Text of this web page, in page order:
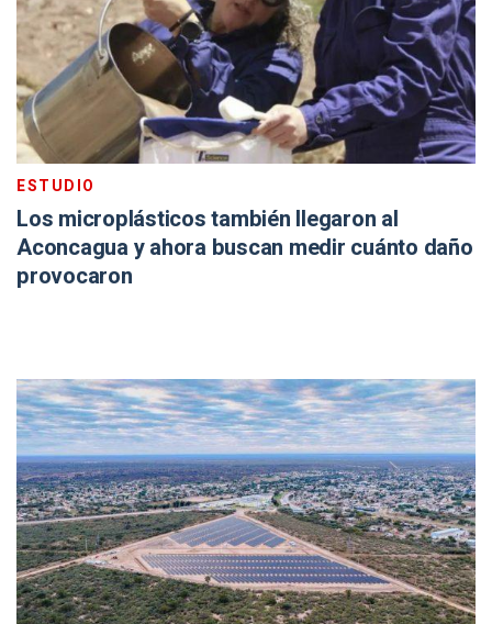
ESTUDIO
Los microplásticos también llegaron al
Aconcagua y ahora buscan medir cuánto daño
provocaron